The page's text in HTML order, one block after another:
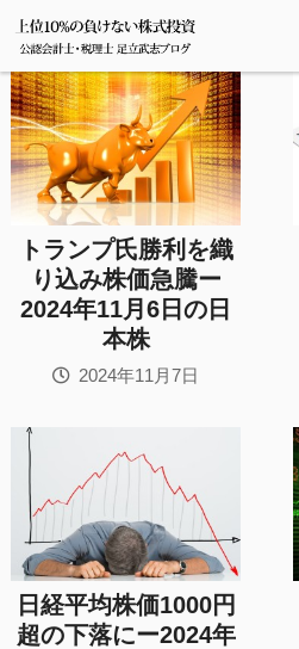
トランプ氏勝利を織
り込み株価急騰ー
2024年11月6日の日
本株
2024年11月7日
日経平均株価1000円
超の下落にー2024年